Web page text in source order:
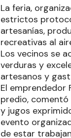
La feria,
estrictos
artesanías,
recreativas al
Los vecinos se
verduras y
artesanos y
El emprendedor
predio, comentó
y jugos
evento
de estar